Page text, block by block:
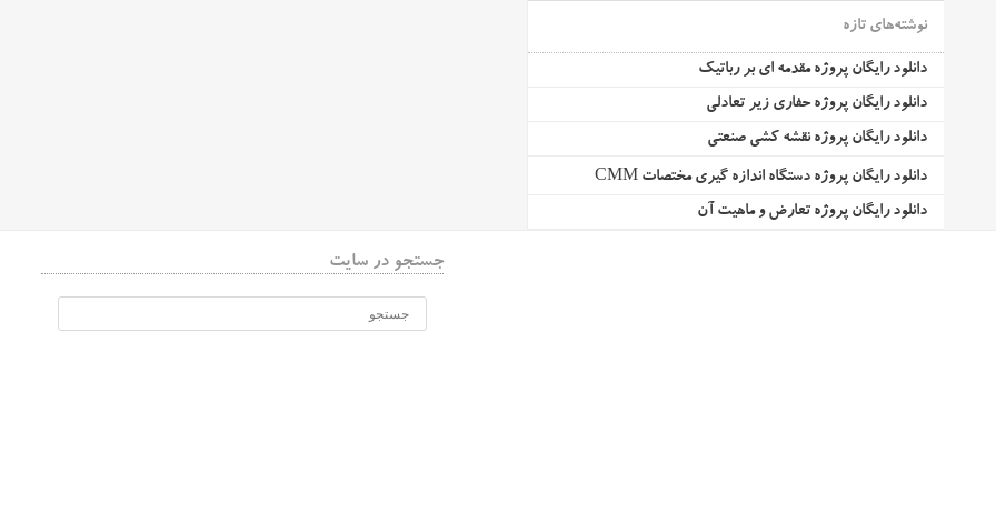
نوشته‌های تازه
دانلود رایگان پروژه مقدمه ای بر رباتیک
دانلود رایگان پروژه حفاری زیر تعادلی
دانلود رایگان پروژه نقشه کشی صنعتی
دانلود رایگان پروژه دستگاه اندازه گیری مختصات CMM
دانلود رایگان پروژه تعارض و ماهیت آن
جستجو در سایت